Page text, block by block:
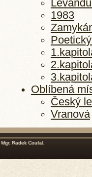
1983
Oblíbená
Český
Vranová
Mgr. Radek Coufal.